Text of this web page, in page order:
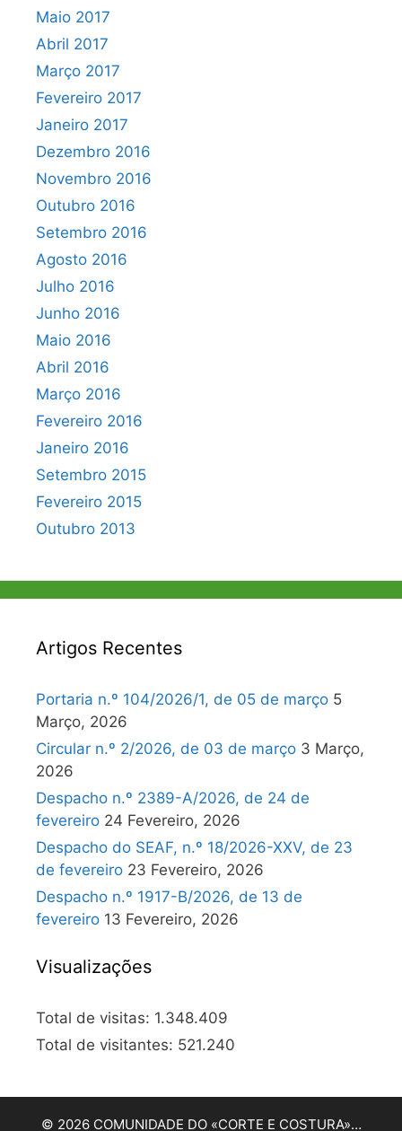
Maio 2017
Abril 2017
Março 2017
Fevereiro 2017
Janeiro 2017
Dezembro 2016
Novembro 2016
Outubro 2016
Setembro 2016
Agosto 2016
Julho 2016
Junho 2016
Maio 2016
Abril 2016
Março 2016
Fevereiro 2016
Janeiro 2016
Setembro 2015
Fevereiro 2015
Outubro 2013
Artigos Recentes
Portaria n.º 104/2026/1, de 05 de março 5
Março, 2026
Circular n.º 2/2026, de 03 de março 3 Março,
2026
Despacho n.º 2389-A/2026, de 24 de
fevereiro 24 Fevereiro, 2026
Despacho do SEAF, n.º 18/2026-XXV, de 23
de fevereiro 23 Fevereiro, 2026
Despacho n.º 1917-B/2026, de 13 de
fevereiro 13 Fevereiro, 2026
Visualizações
Total de visitas: 1.348.409
Total de visitantes: 521.240
© 2026 COMUNIDADE DO «CORTE E COSTURA»…